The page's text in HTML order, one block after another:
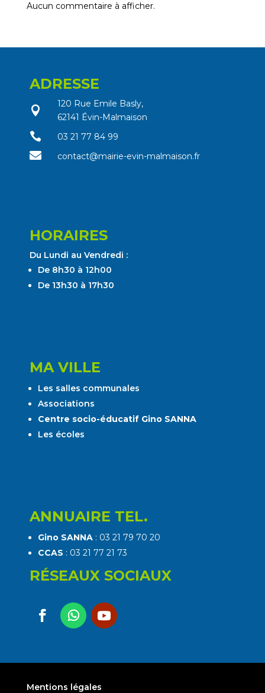
Aucun commentaire à afficher.
ADRESSE

120 Rue Emile Basly,
62141 Évin-Malmaison
 03 21 77 84 99
 contact@mairie-evin-malmaison.fr
HORAIRES
Du Lundi au Vendredi :
De 8h30 à 12h00
De 13h30 à 17h30
MA VILLE
Les salles communales
Associations
Centre socio-éducatif Gino SANNA
Les écoles
ANNUAIRE TEL.
Gino SANNA : 03 21 79 70 20
CCAS : 03 21 77 21 73
RÉSEAUX SOCIAUX
Mentions légales